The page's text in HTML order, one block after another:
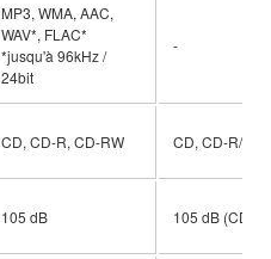
MP3, WMA, AAC,
WAV*, FLAC*
*jusqu'à 96kHz /
24bit
-
CD, CD-R, CD-RW CD, CD-R/RW
105 dB 105 dB (CD)